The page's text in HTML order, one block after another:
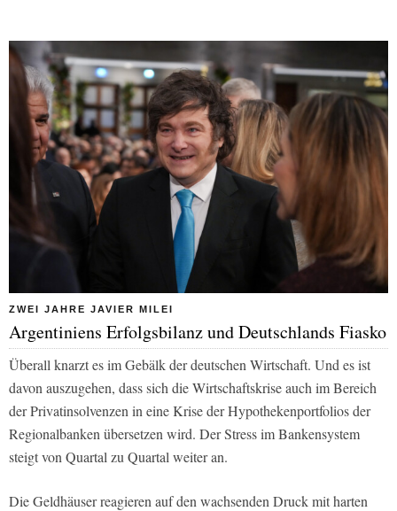
ZWEI JAHRE JAVIER MILEI
Argentiniens Erfolgsbilanz und Deutschlands Fiasko
Überall knarzt es im Gebälk der deutschen Wirtschaft. Und es ist
davon auszugehen, dass sich die Wirtschaftskrise auch im Bereich
der Privatinsolvenzen in eine Krise der Hypothekenportfolios der
Regionalbanken übersetzen wird. Der Stress im Bankensystem
steigt von Quartal zu Quartal weiter an.
Die Geldhäuser reagieren auf den wachsenden Druck mit harten